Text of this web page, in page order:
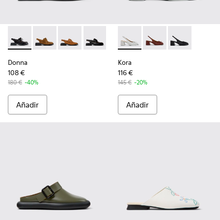
Donna - K201742-007 - Zapatos semiabiertos de piel negros
Donna - K201742-004 - Zapatos semiabiertos de
Donna - K201742-003 - Mocasines de nobuk
Donna - K201742-001 - Mocasines
Donna
108 €
180 € -40%
Añadir
Kora - K201896-003 -
Kora - K201896-002
Kora -
Kora
116 €
145 € -20%
Añadir